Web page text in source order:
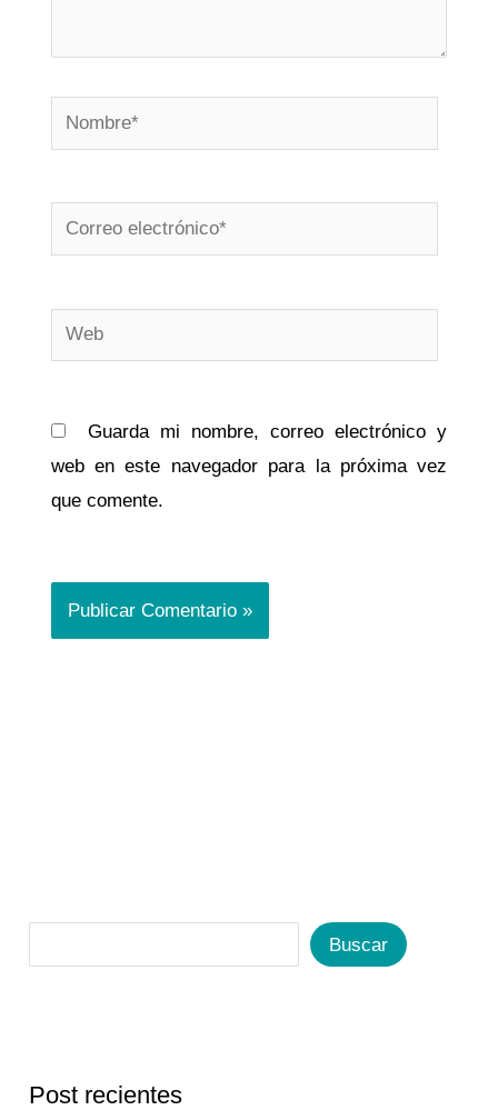
Nombre*
Correo
electrónico*
Web
Guarda mi nombre, correo electrónico y
web en este navegador para la próxima vez
que comente.
Buscar
Post recientes